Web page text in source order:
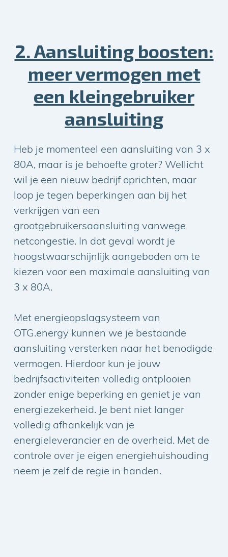
2. Aansluiting boosten:
meer vermogen met
een kleingebruiker
aansluiting
Heb je momenteel een aansluiting van 3 x
80A, maar is je behoefte groter? Wellicht
wil je een nieuw bedrijf oprichten, maar
loop je tegen beperkingen aan bij het
verkrijgen van een
grootgebruikersaansluiting vanwege
netcongestie. In dat geval wordt je
hoogstwaarschijnlijk aangeboden om te
kiezen voor een maximale aansluiting van
3 x 80A.
Met energieopslagsysteem van
OTG.energy kunnen we je bestaande
aansluiting versterken naar het benodigde
vermogen. Hierdoor kun je jouw
bedrijfsactiviteiten volledig ontplooien
zonder enige beperking en geniet je van
energiezekerheid. Je bent niet langer
volledig afhankelijk van je
energieleverancier en de overheid. Met de
controle over je eigen energiehuishouding
neem je zelf de regie in handen.